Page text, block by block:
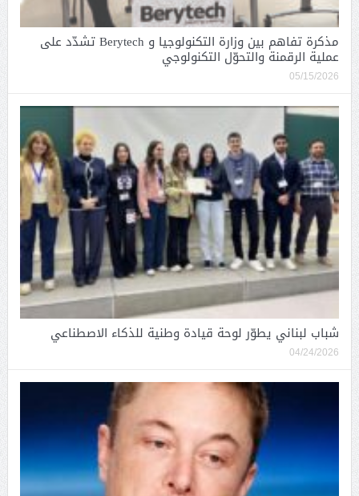
مذكرة تفاهم بين وزارة التكنولوجيا و Berytech تشدّد على
عملية الرقمنة والتحوّل التكنولوجي
05/15/2026
شباب لبناني يطوّر لوحة قيادة وطنية للذكاء الاصطناعي
04/24/2026